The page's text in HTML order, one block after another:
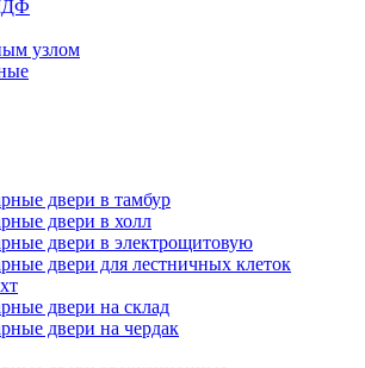
узлом
двери в тамбур
двери в холл
двери в электрощитовую
двери для лестничных клеток
двери на склад
двери на чердак